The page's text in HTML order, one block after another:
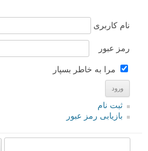
نام کاربری
رمز عبور
مرا به خاطر بسپار
ثبت نام
بازیابی رمز عبور